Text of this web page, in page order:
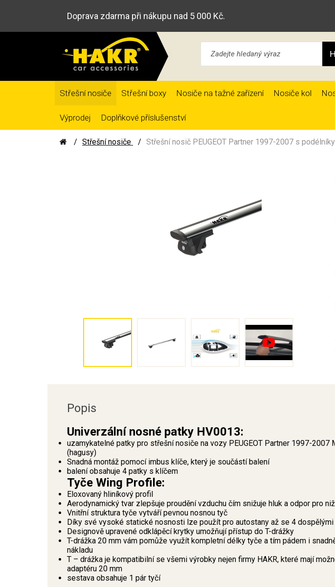
Doprava zdarma při nákupu nad 5 000 Kč.
Střešní nosiče Střešní boxy Nosiče na tažné zařízení Nosiče kol
Výprodej Doplňkové příslušenství
Střešní nosiče Střešní nosič PEUGEOT Partner 1997-2007 s
Popis
Univerzální nosné patky HV0013:
uzamykatelné patky pro střešní nosiče na vozy PEUGEOT Partner 1997-2007
(hagusy)
Snadná montáž pomocí imbus klíče, který je součástí balení
balení obsahuje 4 patky s klíčem
Tyče Wing Profile:
Eloxovaný hliníkový profil
Aerodynamický tvar zlepšuje proudění vzduchu čím snižuje hluk a odpor pro
Vnitřní struktura tyče vytváří pevnou nosnou tyč
Díky své vysoké statické nosnosti lze použít pro autostany až se 4
Designově upravené odklápěcí krytky umožňují přístup do T-drážky
T-drážka 20 mm vám pomůže využít kompletní délky tyče a tím pádem i
nákladu
T – drážka je kompatibilní se všemi výrobky nejen firmy HAKR, které mají
adaptéru 20 mm
sestava obsahuje 1 pár tyčí